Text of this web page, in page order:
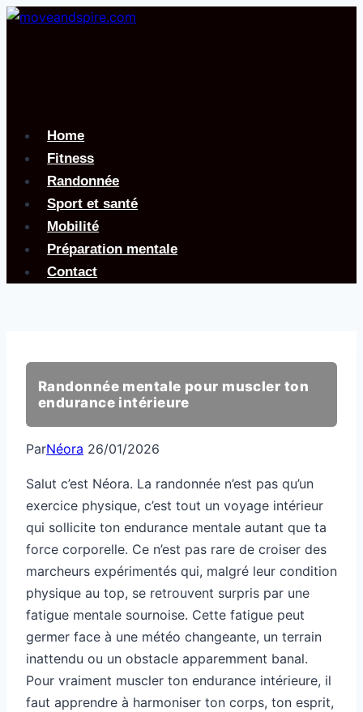
Aller
Home
Fitness
Randonnée
Sport et santé
Mobilité
Préparation mentale
Contact
Randonnée mentale pour muscler ton
endurance intérieure
ParNéora 26/01/2026
Salut c’est Néora. La randonnée n’est pas qu’un
exercice physique, c’est tout un voyage intérieur
qui sollicite ton endurance mentale autant que ta
force corporelle. Ce n’est pas rare de croiser des
marcheurs expérimentés qui, malgré leur condition
physique au top, se retrouvent surpris par une
fatigue mentale sournoise. Cette fatigue peut
germer face à une météo changeante, un terrain
inattendu ou un obstacle apparemment banal.
Pour vraiment muscler ton endurance intérieure, il
faut apprendre à harmoniser ton corps, ton esprit,